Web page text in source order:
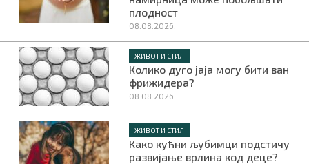
плодност
08.08.2026.
ЖИВОТ И СТИЛ
Колико дуго јаја могу бити ван
фрижидера?
08.08.2026.
ЖИВОТ И СТИЛ
Како кућни љубимци подстичу
развијање врлина код деце?